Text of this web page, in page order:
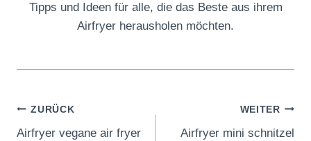
Tipps und Ideen für alle, die das Beste aus ihrem
Airfryer herausholen möchten.
Beitragsnavigation
ZURÜCK
Airfryer vegane air fryer
WEITER
Airfryer mini schnitzel